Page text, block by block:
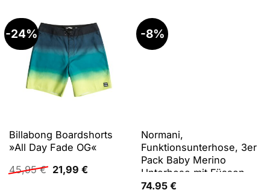
-24%
Billabong Boardshorts
»All Day Fade OG«
45,95€ Ursprünglicher
Preis
21,99 €Aktueller
-8%
Normani,
Funktionsunterhose, 3er
Pack Baby Merino
Unterhose mit Füssen -
9543 (92), Blau, Grün,
74.95 €